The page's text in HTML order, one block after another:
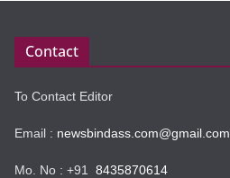
Contact
To Contact Editor
Email : newsbindass.com@gmail.com
Mo. No : +91 8435870614